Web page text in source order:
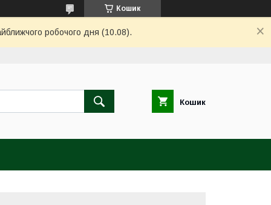
Кошик
робочого дня (10.08).
Кошик